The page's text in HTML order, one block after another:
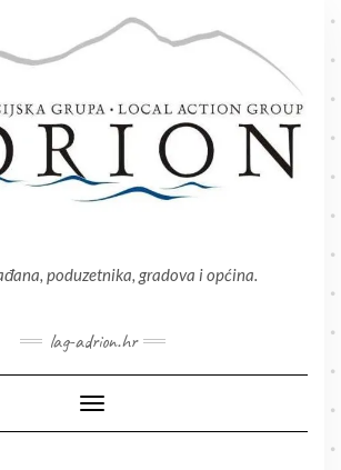
poduzetnika, gradova i općina.
lag-adrion.hr
Toggle Navigation